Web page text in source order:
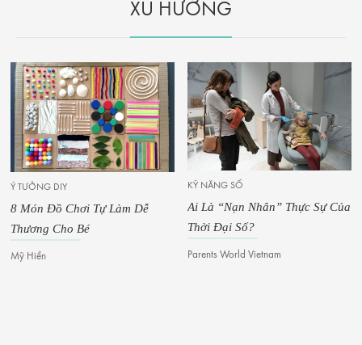
XU HƯỚNG
Ý TƯỞNG DIY
8 Món Đồ Chơi Tự Làm Dễ
Thương Cho Bé
Mỹ Hiền
KỸ NĂNG SỐ
Ai Là “Nạn Nhân” Thực Sự Của
Thời Đại Số?
Parents World Vietnam